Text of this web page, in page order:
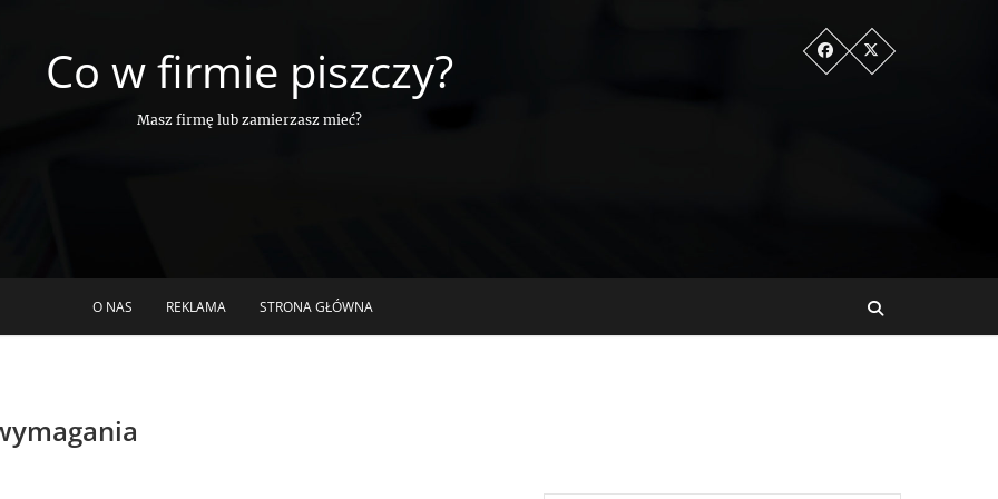
Co w firmie piszczy?
Masz firmę lub zamierzasz mieć?
O NAS REKLAMA STRONA GŁÓWNA